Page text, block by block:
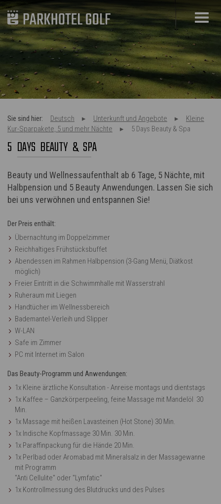
Sie sind hier: Deutsch Unterkunft und Angebote
Kleine
Kur-Sparpakete, 5 und mehr Nächte
5 Days Beauty & Spa
5 DAYS BEAUTY & SPA
Beauty und Wellnessaufenthalt ab 6 Tage, 5 Nächte, mit
Halbpension und 5 Beauty Anwendungen. Lassen Sie sich
bei uns verwöhnen und entspannen Sie!
Der Preis enthält:
Übernachtung im Doppelzimmer
Reichhaltiges Frühstücksbuffet
Abendessen im Rahmen Halbpension (3-Gang Menü, Diätkost
möglich)
Freier Eintritt in die Schwimmhalle mit Wasserstrahl
Ruheraum mit Liegen
Handtücher im Wellnessbereich
Bademantel-Verleih und Slipper
W-LAN
Safe im Zimmer
PC mit Internet im Salon
Das Beauty-Programm und Anwendungen:
1x Kleine ärztliche Konsultation - Anreise montags und dientstags
1x Kaffee – Ganzkörperpeeling, feine Massage mit Mandelöl 30
Min.
1x Massage mit heißen Lavasteinen (Hot Stone) 30 Min.
1x Indische Kopfmassage 30 Min. 30 Min.
1x Paraffinpackung für die Hände 20 Min.
1x Perlbad oder Aromabad mit Mineralsalz in der Massagewanne
mit Programm
"Anti Cellulite" oder "Lymfatic"
1x Kontrollmessung des Blutdrucks und des Pulses